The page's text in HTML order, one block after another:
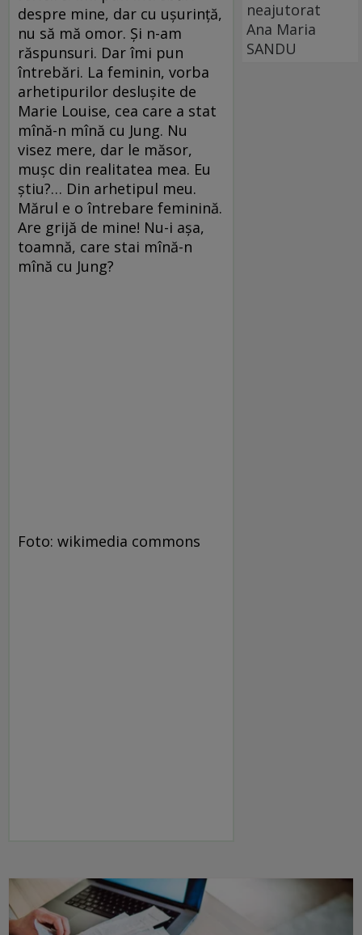
despre mine, dar cu ușurință,
nu să mă omor. Și n-am
răspunsuri. Dar îmi pun
întrebări. La feminin, vorba
arhetipurilor deslușite de
Marie Louise, cea care a stat
mînă-n mînă cu Jung. Nu
visez mere, dar le măsor,
mușc din realitatea mea. Eu
știu?… Din arhetipul meu.
Mărul e o întrebare feminină.
Are grijă de mine! Nu-i așa,
toamnă, care stai mînă-n
mînă cu Jung?
Foto: wikimedia commons
neajutorat
Ana Maria
SANDU